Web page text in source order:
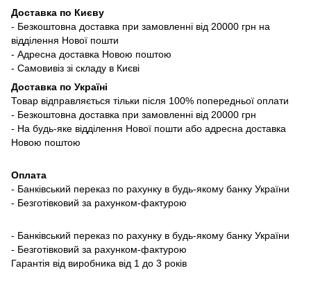
Доставка по Києву
- Безкоштовна доставка при замовленні від 20000 грн на
відділення Нової пошти
- Адресна доставка Новою поштою
- Самовивіз зі складу в Києві
Доставка по Україні
Товар відправляється тільки після 100% попередньої оплати
- Безкоштовна доставка при замовленні від 20000 грн
- На будь-яке відділення Нової пошти або адресна доставка
Новою поштою
Оплата
- Банківський переказ по рахунку в будь-якому банку України
- Безготівковий за рахунком-фактурою
- Банківський переказ по рахунку в будь-якому банку України
- Безготівковий за рахунком-фактурою
Гарантія від виробника від 1 до 3 років